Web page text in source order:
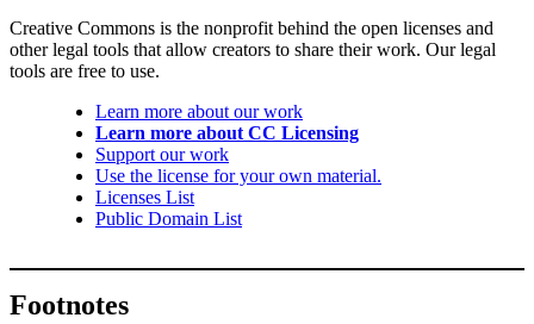
Creative Commons is the nonprofit behind the open licenses and
other legal tools that allow creators to share their work. Our legal
tools are free to use.
Learn more about our work
Learn more about CC Licensing
Support our work
Use the license for your own material.
Licenses List
Public Domain List
Footnotes